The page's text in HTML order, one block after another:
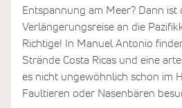
Entspannung am Meer? Dann ist
Verlängerungsreise an die
Richtige! In Manuel Antonio
Strände Costa Ricas und eine
es nicht ungewöhnlich schon im
Faultieren oder Nasenbären